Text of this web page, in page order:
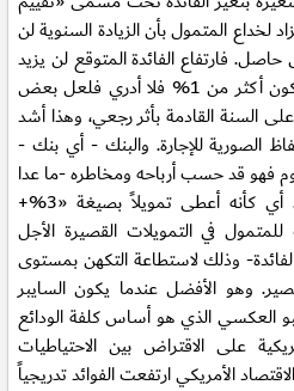
لخداع المتمول بأن الزيادة السنوية لن
تحصيل حاصل. فارتفاع الفائدة المتوقع لن يزيد
عن 1% سنوياً. وإذا حصل أن يكون أكثر من 1% فلا أدري فلعل بعض
السنة القادمة بأثر رجعي، وهذا أشد
الصورية للإجارة. والبنك - أي بنك -
اليوم فهو قد حسب أرباحه ومخاطره -ما عدا
مخاطرة الفائدة- وقيمها بـ 3%. أي كأنه أعطى تمويلاً بصيغة «3%+
في التمويلات القصيرة الأجل
وذلك لاستطاعة التكهن بمستوى
وهو الأفضل عندما يكون السايبر
العكسي الذي هو أساس كلفة الودائع
على الاقتراض بين الاحتياطيات